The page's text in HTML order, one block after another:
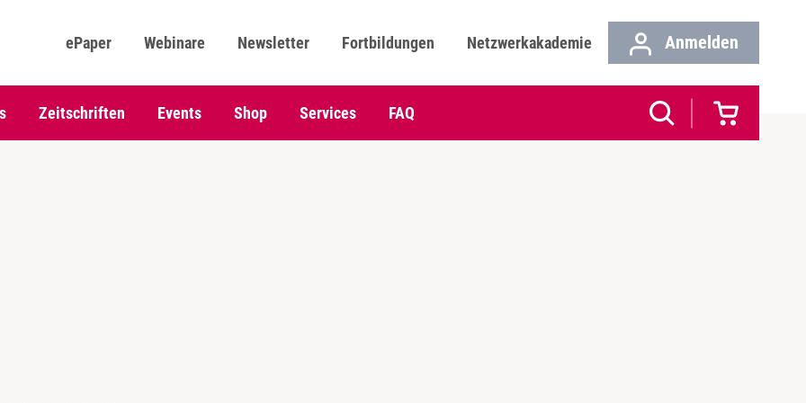
ePaper Webinare Newsletter Fortbildungen Netzwerkakademie Anmelden
Zeitschriften Events Shop Services FAQ